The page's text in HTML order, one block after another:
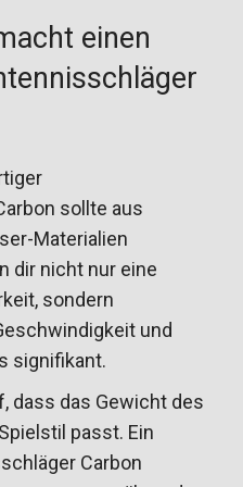
einen
sollte aus
Materialien
dir nicht nur eine
sondern
und
signifikant.
dass das Gewicht des
passt. Ein
Carbon